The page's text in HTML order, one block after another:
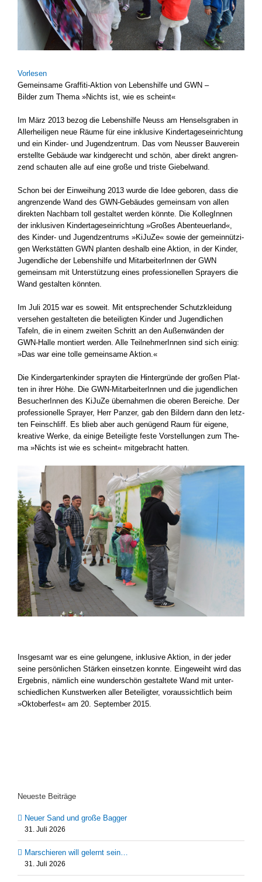
Vor­le­sen
Gemein­sa­me Graffiti-Aktion von Lebens­hil­fe und GWN –
Bil­der zum The­ma »Nichts ist, wie es scheint«
Im März 2013 bezog die Lebens­hil­fe Neuss am Hen­sels­gra­ben in
Aller­hei­li­gen neue Räu­me für eine inklu­si­ve Kin­der­ta­ges­ein­rich­tung
und ein Kinder- und Jugend­zen­trum. Das vom Neus­ser Bau­ver­ein
erstell­te Gebäu­de war kind­ge­recht und schön, aber direkt angren­
zend schau­ten alle auf eine gro­ße und tris­te Gie­bel­wand.
Schon bei der Ein­wei­hung 2013 wur­de die Idee gebo­ren, dass die
angren­zen­de Wand des GWN-Gebäudes gemein­sam von allen
direk­ten Nach­barn toll gestal­tet wer­den könn­te. Die Kol­le­gIn­nen
der inklu­si­ven Kin­der­ta­ges­ein­rich­tung »Gro­ßes Aben­teu­er­land«,
des Kinder- und Jugend­zen­trums »KiJu­Ze« sowie der gemein­nüt­zi­
gen Werk­stät­ten GWN plan­ten des­halb eine Akti­on, in der Kin­der,
Jugend­li­che der Lebens­hil­fe und Mit­ar­bei­te­rIn­nen der GWN
gemein­sam mit Unter­stüt­zung eines pro­fes­sio­nel­len Spray­ers die
Wand gestal­ten könn­ten.
Im Juli 2015 war es soweit. Mit ent­spre­chen­der Schutz­klei­dung
ver­se­hen gestal­te­ten die betei­lig­ten Kin­der und Jugend­li­chen
Tafeln, die in einem zwei­ten Schritt an den Außen­wän­den der
GWN-Halle mon­tiert wer­den. Alle Teil­neh­me­rIn­nen sind sich einig:
»Das war eine tol­le gemein­sa­me Akti­on.«
Die Kin­der­gar­ten­kin­der spray­ten die Hin­ter­grün­de der gro­ßen Plat­
ten in ihrer Höhe. Die GWN-MitarbeiterInnen und die jugend­li­chen
Besu­che­rIn­nen des KiJu­Ze über­nah­men die obe­ren Berei­che. Der
pro­fes­sio­nel­le Spray­er, Herr Pan­zer, gab den Bil­dern dann den letz­
ten Fein­schliff. Es blieb aber auch genü­gend Raum für eige­ne,
krea­ti­ve Wer­ke, da eini­ge Betei­lig­te fes­te Vor­stel­lun­gen zum The­
ma »Nichts ist wie es scheint« mit­ge­bracht hat­ten.
Ins­ge­samt war es eine gelun­ge­ne, inklu­si­ve Akti­on, in der jeder
sei­ne per­sön­li­chen Stär­ken ein­set­zen konn­te. Ein­ge­weiht wird das
Ergeb­nis, näm­lich eine wun­der­schön gestal­te­te Wand mit unter­
schied­li­chen Kunst­wer­ken aller Betei­lig­ter, vor­aus­sicht­lich beim
»Okto­ber­fest« am 20. Sep­tem­ber 2015.
Neueste Beiträge
Neuer Sand und große Bagger
31. Juli 2026
Marschieren will gelernt sein…
31. Juli 2026